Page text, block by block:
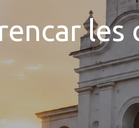
les